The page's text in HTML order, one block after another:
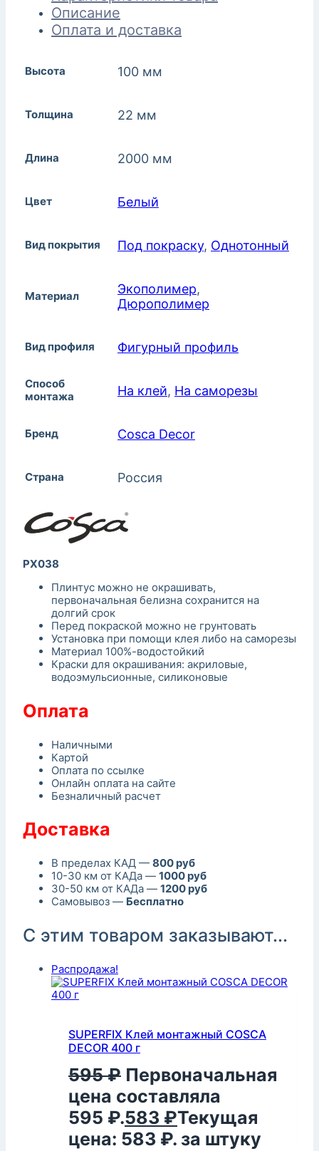
Описание
Оплата и доставка
Высота 100 мм
Толщина 22 мм
Длина 2000 мм
Цвет Белый
Вид покрытия Под покраску, Однотонный
Материал Экополимер,
Дюрополимер
Вид профиля Фигурный профиль
Способ
монтажа
На клей, На саморезы
Бренд Cosca Decor
Страна Россия
PX038
Плинтус можно не окрашивать,
первоначальная белизна сохранится на
долгий срок
Перед покраской можно не грунтовать
Установка при помощи клея либо на саморезы
Материал 100%-водостойкий
Краски для окрашивания: акриловые,
водоэмульсионные, силиконовые
Оплата
Наличными
Картой
Оплата по ссылке
Онлайн оплата на сайте
Безналичный расчет
Доставка
В пределах КАД — 800 руб
10-30 км от КАДа — 1000 руб
30-50 км от КАДа — 1200 руб
Самовывоз — Бесплатно
С этим товаром заказывают...
Распродажа!
SUPERFIX Клей монтажный COSCA
DECOR 400 г
595₽ Первоначальная
цена составляла
595 ₽.583 ₽Текущая
цена: 583 ₽. за штуку